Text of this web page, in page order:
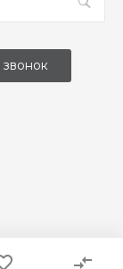
звонок